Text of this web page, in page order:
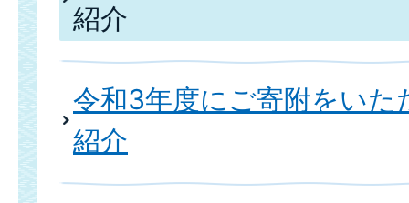
紹介
令和3年度にご寄附をいた
紹介